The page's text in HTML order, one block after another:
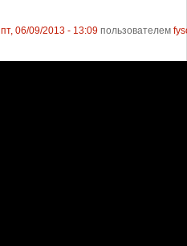
пт, 06/09/2013 - 13:09пользователем